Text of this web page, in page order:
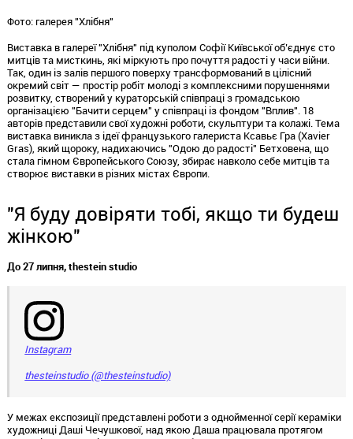
Фото: галерея "Хлібня"
Виставка в галереї "Хлібня" під куполом Софії Київської об’єднує сто
митців та мисткинь, які міркують про почуття радості у часи війни.
Так, один із залів першого поверху трансформований в цілісний
окремий світ — простір робіт молоді з комплексними порушеннями
розвитку, створений у кураторській співпраці з громадською
організацією "Бачити серцем" у співпраці із фондом "Вплив". 18
авторів представили свої художні роботи, скульптури та колажі. Тема
виставка виникла з ідеї французького галериста Ксавьє Гра (Xavier
Gras), який щороку, надихаючись "Одою до радості" Бетховена, що
стала гімном Європейського Союзу, збирає навколо себе митців та
створює виставки в різних містах Європи.
"Я буду довіряти тобі, якщо ти будеш
жінкою"
До 27 липня, thestein studio
Instagram
thesteinstudio (@thesteinstudio)
У межах експозиції представлені роботи з однойменної серії кераміки
художниці Даші Чечушкової, над якою Даша працювала протягом